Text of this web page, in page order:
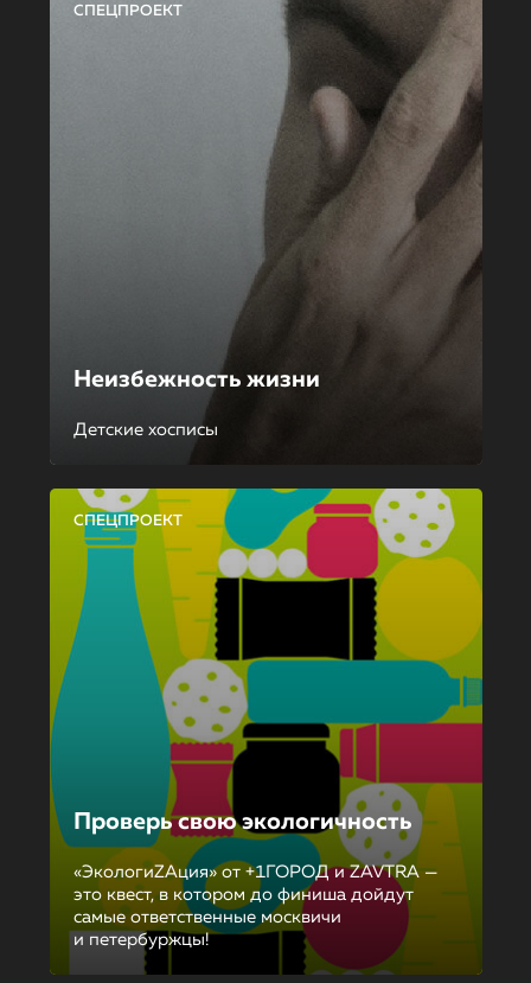
СПЕЦПРОЕКТ
Неизбежность жизни
Детские хосписы
СПЕЦПРОЕКТ
Проверь свою экологичность
«ЭкологиZAция» от +1ГОРОД и ZAVTRA —
это квест, в котором до финиша дойдут
самые ответственные москвичи
и петербуржцы!